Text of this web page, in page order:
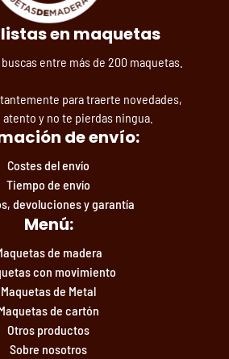
en maquetas
entre más de 200 maquetas.
para traerte novedades,
y no te pierdas ningua.
de envío:
Costes del envío
Tiempo de envío
devoluciones y garantía
Menú:
de madera
con movimiento
Maquetas de Metal
de cartón
Otros productos
Sobre nosotros